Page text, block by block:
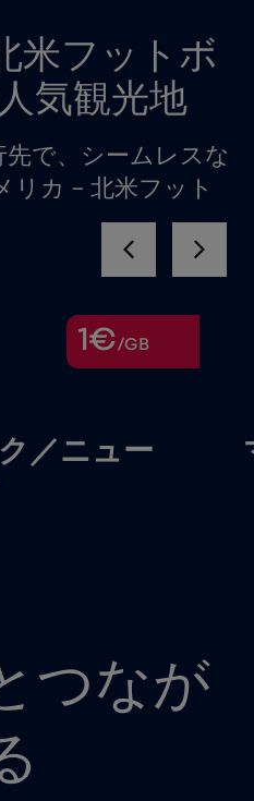
米フットボ
気観光地
で、シームレスな
リカ – 北米フット
1€/GB
／ニュー
つなが